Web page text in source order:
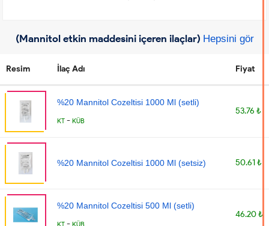
(Mannitol etkin maddesini içeren ilaçlar) Hepsini gör
Resim İlaç Adı Fiyat
%20 Mannitol Cozeltisi 1000 Ml (setli)
KT - KÜB
53.76 ₺
%20 Mannitol Cozeltisi 1000 Ml (setsiz) 50.61 ₺
%20 Mannitol Cozeltisi 500 Ml (setli)
46.20 ₺